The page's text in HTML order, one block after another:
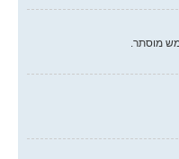
מוסתר.